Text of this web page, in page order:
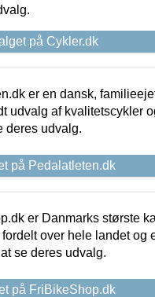
på Cykler.dk
er en dansk,
udvalg af kvalitetscykler
deres udvalg.
på Pedalatleten.dk
er Danmarks største
over hele landet og
se deres udvalg.
på FriBikeShop.dk